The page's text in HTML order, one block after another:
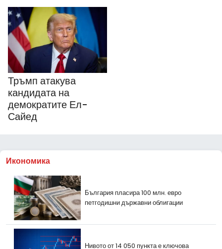
Тръмп атакува
кандидата на
демократите Ел-
Сайед
Икономика
България пласира 100 млн. евро
петгодишни държавни облигации
Нивото от 14 050 пункта е ключова